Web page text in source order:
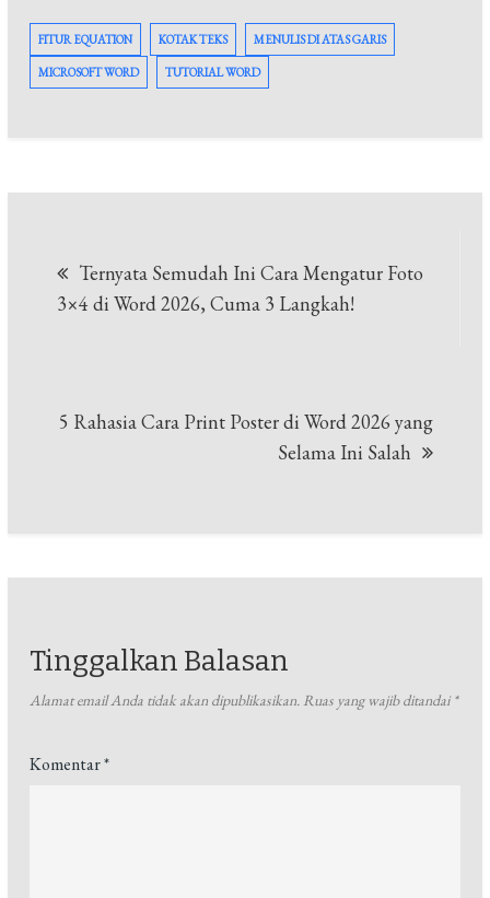
FITUR EQUATION KOTAK TEKS MENULIS DI ATAS GARIS
MICROSOFT WORD TUTORIAL WORD
pos
Ternyata Semudah Ini Cara Mengatur Foto
3×4 di Word 2026, Cuma 3 Langkah!
5 Rahasia Cara Print Poster di Word 2026 yang
Selama Ini Salah
Tinggalkan Balasan
Alamat email Anda tidak akan dipublikasikan. Ruas yang wajib ditandai *
Komentar*